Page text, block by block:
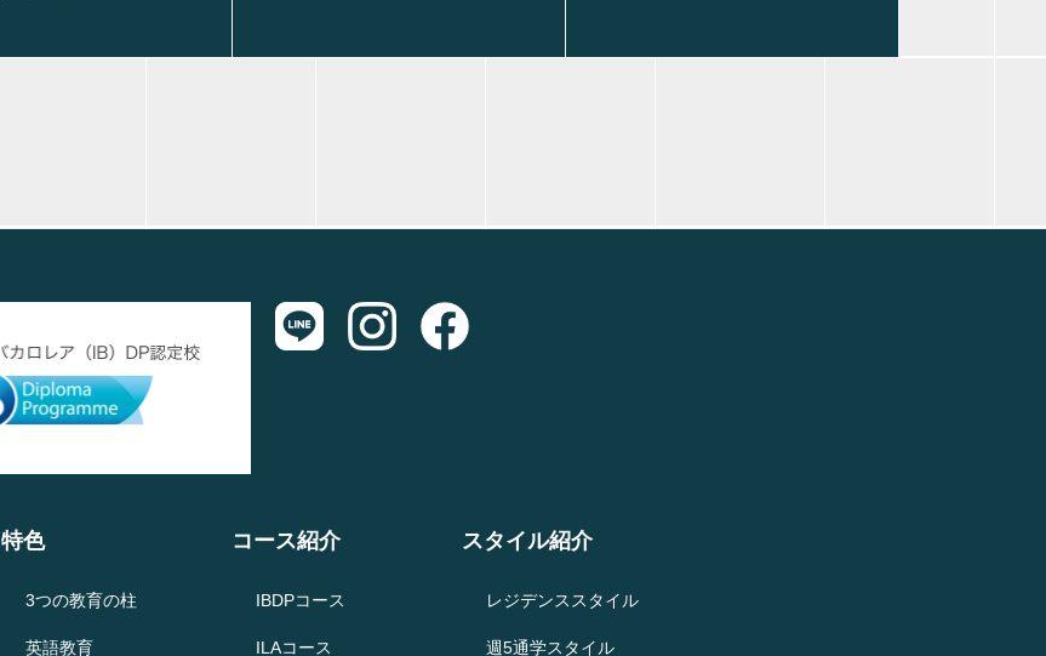
特色
3つの教育の柱
英語教育
コース紹介
IBDPコース
ILAコース
スタイル紹介
レジデンススタイル
週5通学スタイル